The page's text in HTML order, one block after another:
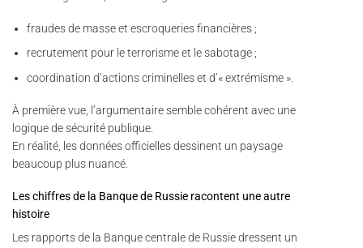
fraudes de masse et escroqueries financières ;
recrutement pour le terrorisme et le sabotage ;
coordination d’actions criminelles et d’« extrémisme ».
À première vue, l’argumentaire semble cohérent avec une
logique de sécurité publique.
En réalité, les données officielles dessinent un paysage
beaucoup plus nuancé.
Les chiffres de la Banque de Russie racontent une autre
histoire
Les rapports de la Banque centrale de Russie dressent un